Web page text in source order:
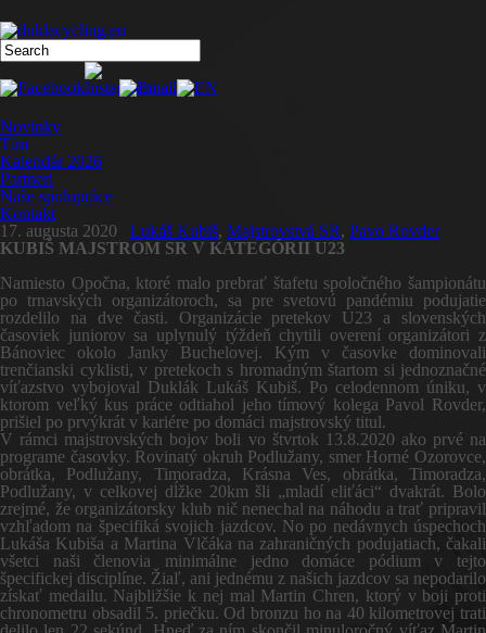
Novinky
Tím
Kalendár 2026
Partneri
Naše spolupráce
Kontakt
17. augusta 2020
Lukáš Kubiš, Majstrovstvá SR, Pavo Rovder
KUBIŠ MAJSTROM SR V KATEGÓRII U23
Namiesto Opočna, ktoré malo prebrať štafetu spoločného šampionátu
po trnavských organizátoroch, sa pre svetovú pandémiu podujatie
rozdelilo na dve časti. Organizácie pretekov U23 a slovenských
časoviek juniorov sa uplynulý týždeň chytili overení organizátori z
Bánoviec okolo Janky Buchelovej. Kým v časovke dominovali
trenčianski cyklisti, v pretekoch s hromadným štartom si jednoznačné
víťazstvo vybojoval Duklák Lukáš Kubiš. Po celodennom úniku, v
ktorom veľký kus práce odtiahol jeho tímový kolega Pavol Rovder,
prišiel po prvýkrát v kariére po domáci majstrovský titul.
V rámci majstrovských bojov boli vo štvrtok 13.8.2020 ako prvé na
programe časovky. Rovinatý okruh Podlužany, smer Horné Ozorovce,
obrátka, Podlužany, Timoradza, Krásna Ves, obrátka, Timoradza,
Podlužany, v celkovej dĺžke 20km šli „mladí eliťáci“ dvakrát. Bolo
zrejmé, že organizátorsky klub nič nenechal na náhodu a trať pripravil
vzhľadom na špecifiká svojich jazdcov. No po nedávnych úspechoch
Lukáša Kubiša a Martina Vlčáka na zahraničných podujatiach, čakali
všetci naši členovia minimálne jedno domáce pódium v tejto
špecifickej disciplíne. Žiaľ, ani jednému z našich jazdcov sa nepodarilo
získať medailu. Najbližšie k nej mal Martin Chren, ktorý v boji proti
chronometru obsadil 5. priečku. Od bronzu ho na 40 kilometrovej trati